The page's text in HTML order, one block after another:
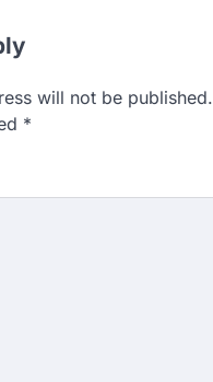
will not be published.
*